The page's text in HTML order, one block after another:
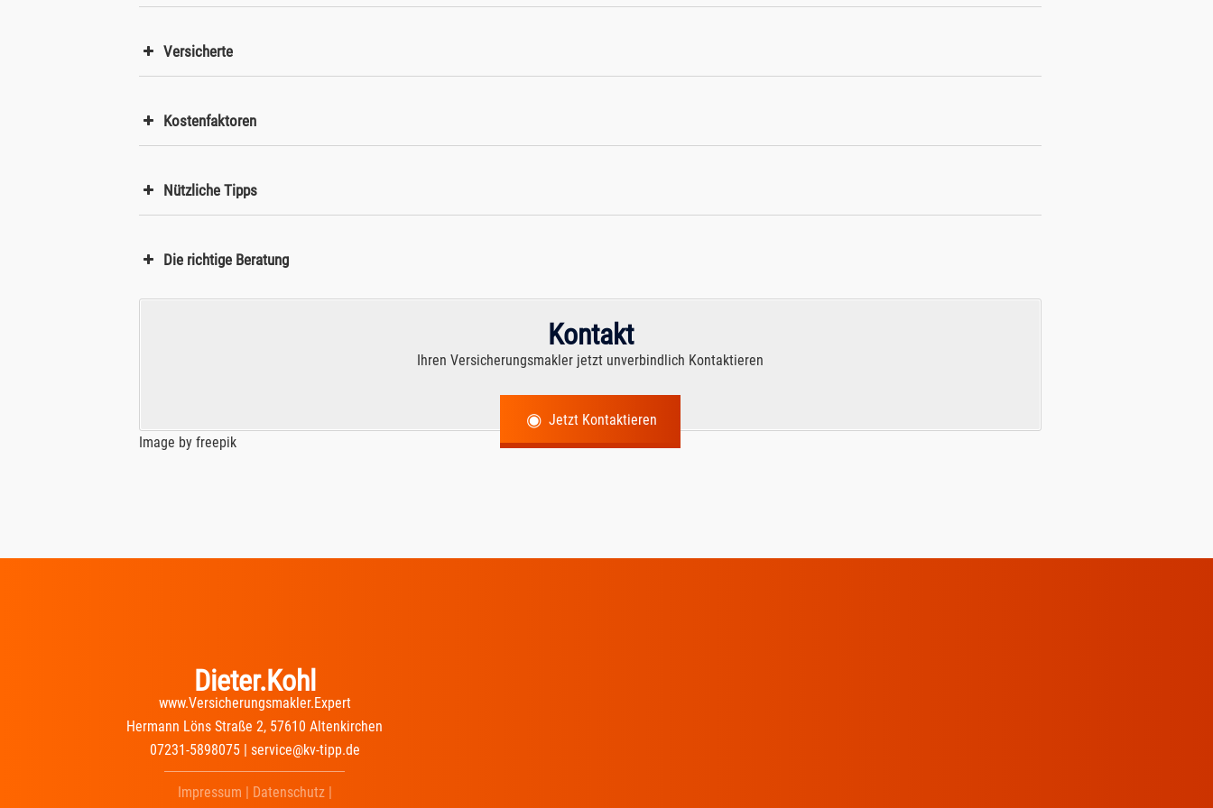
Versicherte
Menschen mit chronischen Schmerzen:
Kostenfaktoren
Nützliche Tipps
Die richtige Beratung
Kontakt
Ihren Versicherungsmakler jetzt unverbindlich Kontaktieren
Jetzt Kontaktieren
Image by freepik
Dieter.Kohl
www.Versicherungsmakler.Expert
Hermann Löns Straße 2, 57610 Altenkirchen
07231-5898075 | service@kv-tipp.de
Impressum | Datenschutz|